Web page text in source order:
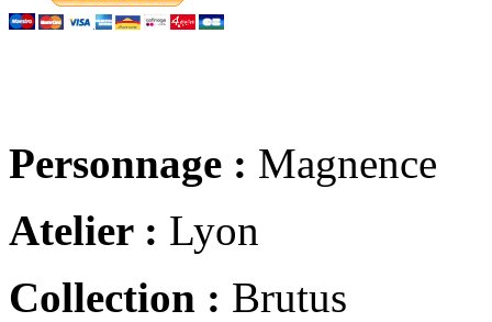
Personnage : Magnence
Atelier : Lyon
Collection : Brutus